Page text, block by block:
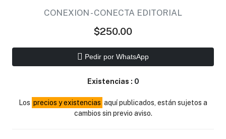
CONEXION - CONECTA EDITORIAL
$250.00
Pedir por WhatsApp
Existencias : 0
Los precios y existencias aquí publicados, están sujetos a
cambios sin previo aviso.